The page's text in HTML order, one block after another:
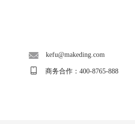
kefu@makeding.com
商务合作：400-8765-888